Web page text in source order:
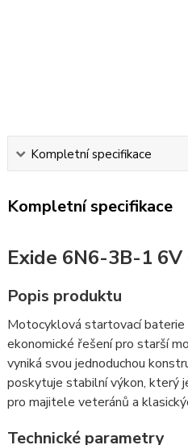
Kompletní specifikace
Kompletní specifikace
Exide 6N6-3B-1
Popis produktu
Motocyklová startovací baterie
ekonomické řešení pro starší
vyniká svou jednoduchou
poskytuje stabilní výkon, který
pro majitele veteránů a
Technické parametry